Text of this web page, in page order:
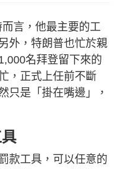
而言，他最主要的工
外，特朗普也忙於親
名拜登留下來的
，正式上任前不斷
只是「掛在嘴邊」，
款工具，可以任意的